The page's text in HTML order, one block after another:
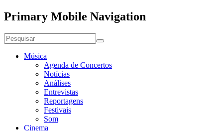
Primary Mobile Navigation
Música
Agenda de Concertos
Notícias
Análises
Entrevistas
Reportagens
Festivais
Som
Cinema